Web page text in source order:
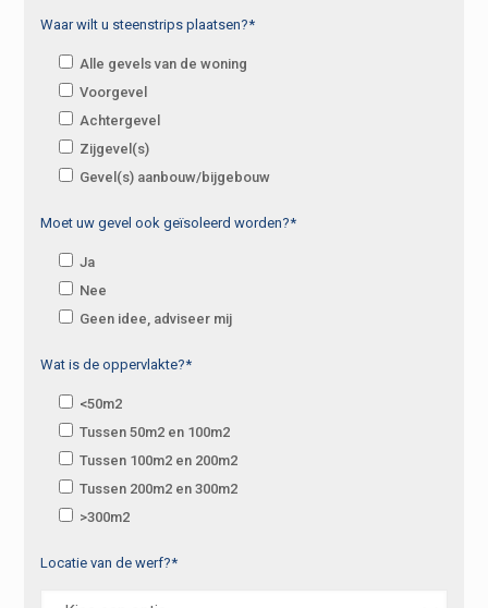
Waar wilt u steenstrips plaatsen?*
Alle gevels van de woning
Voorgevel
Achtergevel
Zijgevel(s)
Gevel(s) aanbouw/bijgebouw
Moet uw gevel ook geïsoleerd worden?*
Ja
Nee
Geen idee, adviseer mij
Wat is de oppervlakte?*
<50m2
Tussen 50m2 en 100m2
Tussen 100m2 en 200m2
Tussen 200m2 en 300m2
>300m2
Locatie van de werf?*